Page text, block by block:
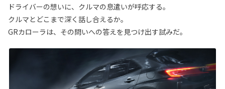
ドライバーの想いに、クルマの息遣いが呼応する。
クルマとどこまで深く話し合えるか。
GRカローラは、その問いへの答えを見つけ出す試みだ。